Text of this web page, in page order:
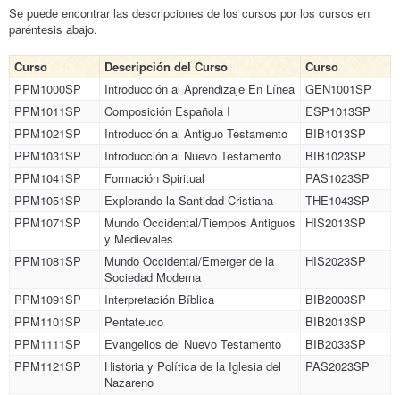
Se puede encontrar las descripciones de los cursos por los cursos en
paréntesis abajo.
Curso Descripción del Curso
Curso
PPM1000SP
Introducción al Aprendizaje En Línea
GEN1001SP
PPM1011SP
Composición Española I
ESP1013SP
PPM1021SP
Introducción al Antiguo Testamento
BIB1013SP
PPM1031SP
Introducción al Nuevo Testamento
BIB1023SP
PPM1041SP
Formación Spiritual
PAS1023SP
PPM1051SP
Explorando la Santidad Cristiana
THE1043SP
PPM1071SP
Mundo Occidental/Tiempos Antiguos
y Medievales
HIS2013SP
PPM1081SP
Mundo Occidental/Emerger de la
Sociedad Moderna
HIS2023SP
PPM1091SP Interpretación Bíblica
BIB2003SP
PPM1101SP
Pentateuco
BIB2013SP
PPM1111SP
Evangelios del Nuevo Testamento
BIB2033SP
PPM1121SP
Historia y Política de la Iglesia del
Nazareno
PAS2023SP